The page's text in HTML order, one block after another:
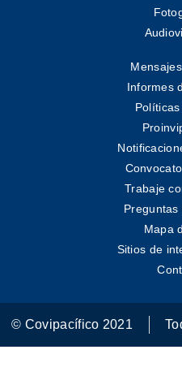
Informes
Trabaje
Mapa
Sitios de
© Covipacífico 2021